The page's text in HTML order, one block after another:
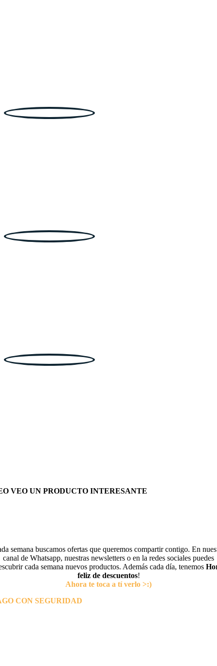
VEO UN PRODUCTO INTERESANTE
semana buscamos ofertas que queremos compartir contigo. En
canal de Whatsapp, nuestras newsletters o en la redes sociales puedes
cada semana nuevos productos. Además cada día, tenemos
feliz de descuentos!
Ahora te toca a tí verlo >:)
CON SEGURIDAD